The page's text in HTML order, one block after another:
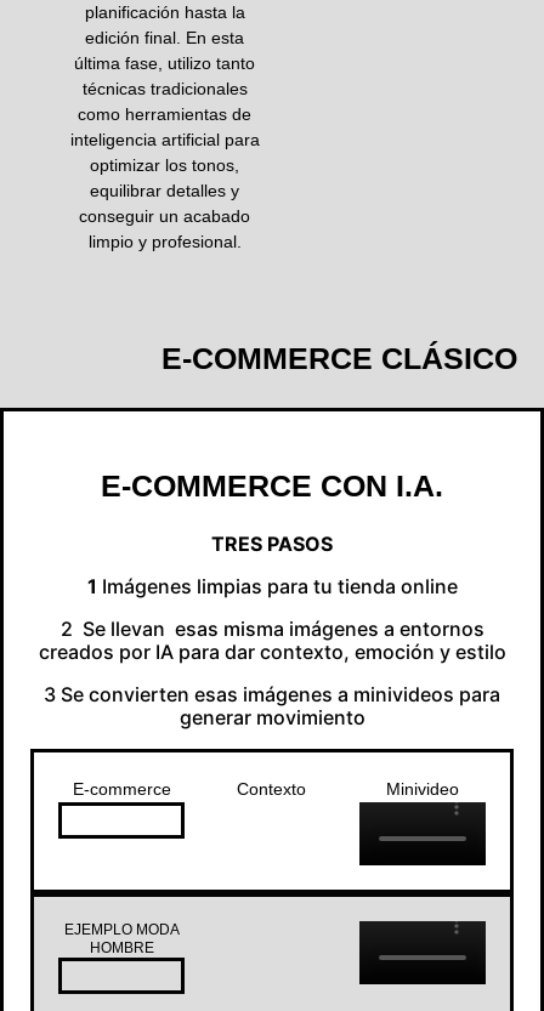
planificación hasta la
edición final. En esta
última fase, utilizo tanto
técnicas tradicionales
como herramientas de
inteligencia artificial para
optimizar los tonos,
equilibrar detalles y
conseguir un acabado
limpio y profesional.
E-COMMERCE CLÁSICO
E-COMMERCE CON I.A.
TRES PASOS
1 Imágenes limpias para tu tienda online
2 Se llevan esas misma imágenes a entornos
creados por IA para dar contexto, emoción y estilo
3 Se convierten esas imágenes a minivideos para
generar movimiento
E-commerce Contexto Minivideo
EJEMPLO MODA
HOMBRE